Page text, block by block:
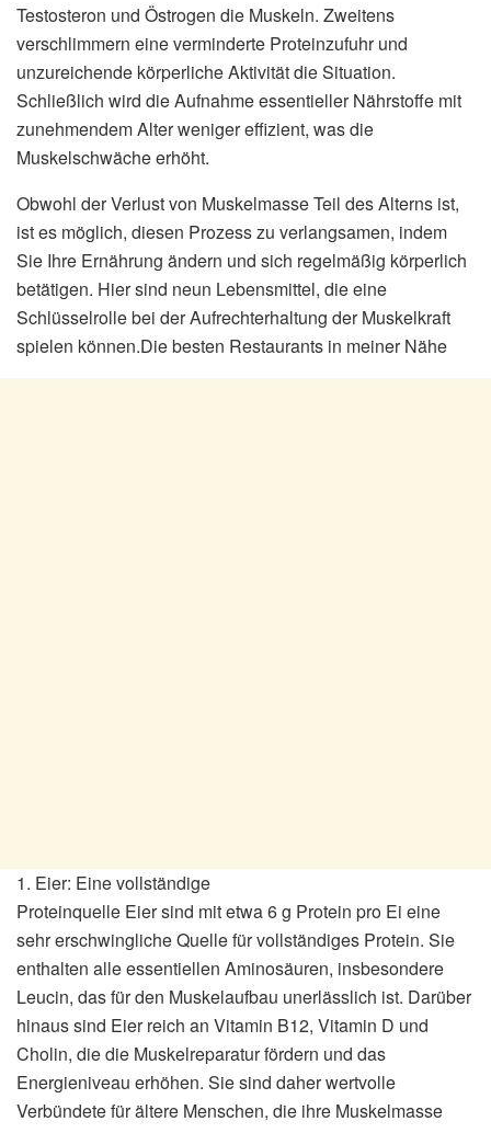
Testosteron und Östrogen die Muskeln. Zweitens
verschlimmern eine verminderte Proteinzufuhr und
unzureichende körperliche Aktivität die Situation.
Schließlich wird die Aufnahme essentieller Nährstoffe mit
zunehmendem Alter weniger effizient, was die
Muskelschwäche erhöht.
Obwohl der Verlust von Muskelmasse Teil des Alterns ist,
ist es möglich, diesen Prozess zu verlangsamen, indem
Sie Ihre Ernährung ändern und sich regelmäßig körperlich
betätigen. Hier sind neun Lebensmittel, die eine
Schlüsselrolle bei der Aufrechterhaltung der Muskelkraft
spielen können.Die besten Restaurants in meiner Nähe
1. Eier: Eine vollständige
Proteinquelle Eier sind mit etwa 6 g Protein pro Ei eine
sehr erschwingliche Quelle für vollständiges Protein. Sie
enthalten alle essentiellen Aminosäuren, insbesondere
Leucin, das für den Muskelaufbau unerlässlich ist. Darüber
hinaus sind Eier reich an Vitamin B12, Vitamin D und
Cholin, die die Muskelreparatur fördern und das
Energieniveau erhöhen. Sie sind daher wertvolle
Verbündete für ältere Menschen, die ihre Muskelmasse